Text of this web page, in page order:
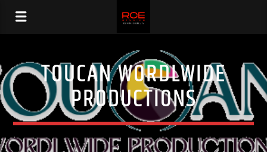
TOUCAN WORDLWIDE
PRODUCTIONS